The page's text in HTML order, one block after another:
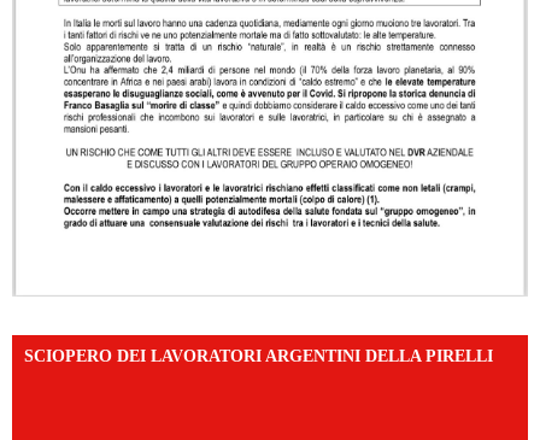
SCIOPERO DEI LAVORATORI ARGENTINI DELLA PIRELLI